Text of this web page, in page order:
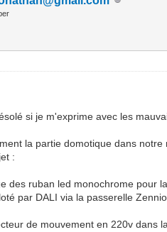
si je m'exprime avec les
la partie domotique dans
:
des ruban led monochrome pour
par DALI via la passerelle
de mouvement en 220v dans